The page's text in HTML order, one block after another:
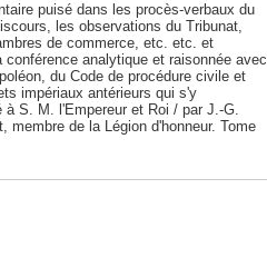
puisé dans les procès-verbaux du
les observations du Tribunat,
de commerce, etc. etc. et
analytique et raisonnée avec
du Code de procédure civile et
impériaux antérieurs qui s'y
S. M. l'Empereur et Roi / par J.-G.
membre de la Légion d'honneur. Tome